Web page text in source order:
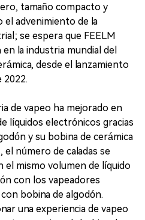
tamaño compacto y
el advenimiento de la
se espera que FEELM
la industria mundial del
desde el lanzamiento
2022.
de vapeo ha mejorado en
líquidos electrónicos gracias
y su bobina de cerámica
número de caladas se
el mismo volumen de líquido
con los vapeadores
bobina de algodón.
una experiencia de vapeo